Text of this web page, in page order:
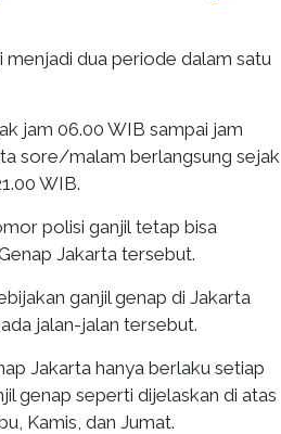
menjadi dua periode dalam satu
jam 06.00 WIB sampai jam
sore/malam berlangsung sejak
WIB.
polisi ganjil tetap bisa
Jakarta tersebut.
ganjil genap di Jakarta
jalan-jalan tersebut.
Jakarta hanya berlaku setiap
genap seperti dijelaskan di atas
Kamis, dan Jumat.